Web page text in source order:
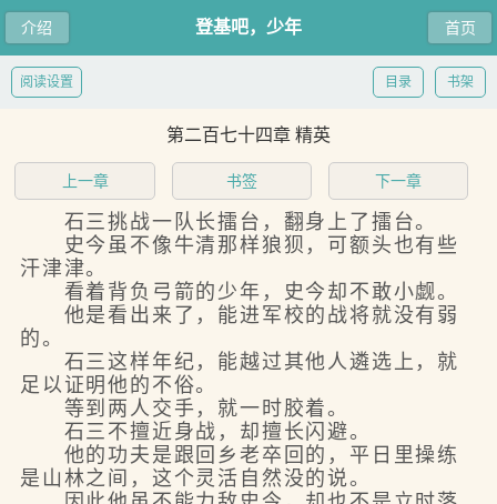
介绍 首页
登基吧，少年
书架
目录
阅读设置
第二百七十四章 精英
上一章 书签 下一章
石三挑战一队长擂台，翻身上了擂台。
史今虽不像牛清那样狼狈，可额头也有些
汗津津。
看着背负弓箭的少年，史今却不敢小觑。
他是看出来了，能进军校的战将就没有弱
的。
石三这样年纪，能越过其他人遴选上，就
足以证明他的不俗。
等到两人交手，就一时胶着。
石三不擅近身战，却擅长闪避。
他的功夫是跟回乡老卒回的，平日里操练
是山林之间，这个灵活自然没的说。